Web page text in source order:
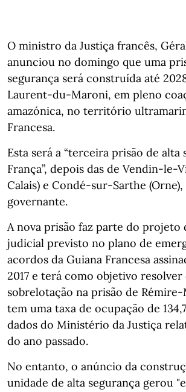
O ministro da Justiça francês,
anunciou no domingo que uma
segurança será construída até
Laurent-du-Maroni, em pleno
amazónica, no território
Francesa.
Esta será a “terceira prisão de alta
França”, depois das de Vendin-le-
Calais) e Condé-sur-Sarthe
governante.
A nova prisão faz parte do projeto
judicial previsto no plano de
acordos da Guiana Francesa
2017 e terá como objetivo
sobrelotação na prisão de
tem uma taxa de ocupação de
dados do Ministério da Justiça
do ano passado.
No entanto, o anúncio da
unidade de alta segurança gerou